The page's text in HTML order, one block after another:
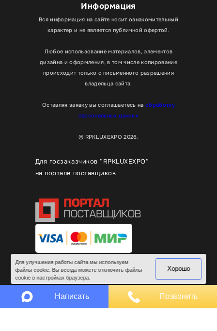
Информация
Вся информация на сайте носит ознакомительный
характер и не является публичной офертой.
Любое использование материалов, элементов
дизайна и оформления, в том числе копирование
происходит только с письменного разрешения
владельца сайта.
Оставляя заявку вы соглашаетесь на обработку
персональных данных
© RPKLUXEXPO 2026.
Для госзаказчиков “RPKLUXEXPO”
на портале поставщиков
Все права защищены
Для улучшения работы сайта мы используем
файлы cookie. Вы всегда можете отключить файлы
cookie в настройках браузера.
Хорошо
Написать Позвонить